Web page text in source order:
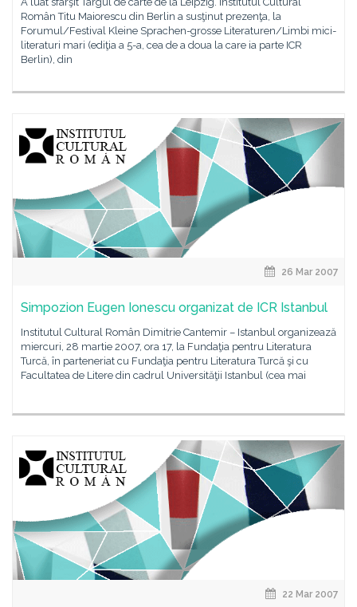
Român Titu Maiorescu din Berlin a susţinut prezenţa, la
Forumul/Festival Kleine Sprachen-grosse Literaturen/Limbi mici-
literaturi mari (ediţia a 5-a, cea de a doua la care ia parte ICR
Berlin), din
26 Mar 2007
Simpozion Eugen Ionescu organizat de ICR Istanbul
Institutul Cultural Român Dimitrie Cantemir – Istanbul organizează
miercuri, 28 martie 2007, ora 17, la Fundaţia pentru Literatura
Turcă, în parteneriat cu Fundaţia pentru Literatura Turcă şi cu
Facultatea de Litere din cadrul Universităţii Istanbul (cea mai
22 Mar 2007